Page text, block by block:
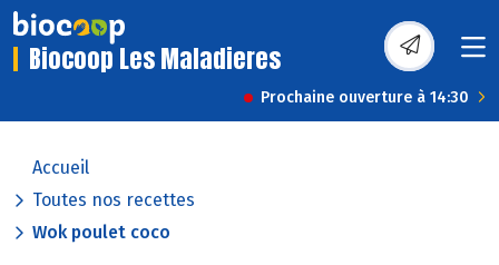
Biocoop Les Maladieres
Prochaine ouverture à 14:30
Accueil
Toutes nos recettes
Wok poulet coco